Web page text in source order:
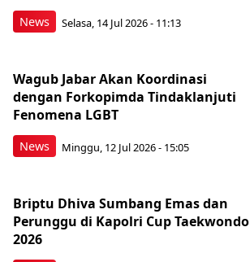
News Selasa, 14 Jul 2026 - 11:13
News
Wagub Jabar Akan Koordinasi
dengan Forkopimda Tindaklanjuti
Fenomena LGBT
Minggu, 12 Jul 2026 - 15:05
Briptu Dhiva Sumbang Emas dan
Perunggu di Kapolri Cup Taekwondo
2026